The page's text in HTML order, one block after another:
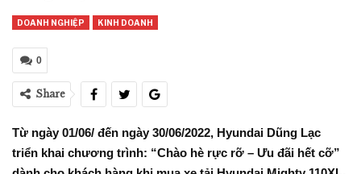
DOANH NGHIỆP KINH DOANH
0
Share
Từ ngày 01/06/ đến ngày 30/06/2022, Hyundai Dũng Lạc
triển khai chương trình: “Chào hè rực rỡ – Ưu đãi hết cỡ”